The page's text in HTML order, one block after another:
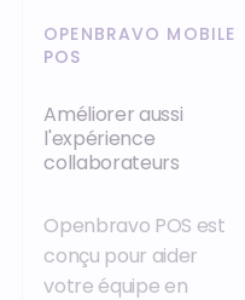
OPENBRAVO MOBILE
POS
Améliorer aussi
l'expérience
collaborateurs
Openbravo POS est
conçu pour aider
votre équipe en